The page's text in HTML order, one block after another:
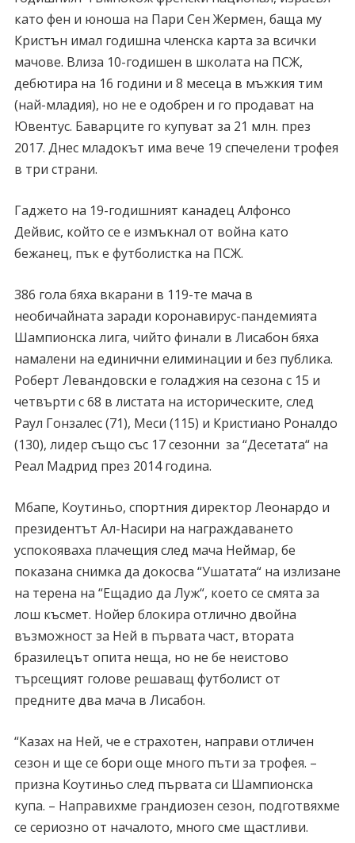
като фен и юноша на Пари Сен Жермен, баща му
Кристън имал годишна членска карта за всички
мачове. Влиза 10-годишен в школата на ПСЖ,
дебютира на 16 години и 8 месеца в мъжкия тим
(най-младия), но не е одобрен и го продават на
Ювентус. Баварците го купуват за 21 млн. през
2017. Днес младокът има вече 19 спечелени трофея
в три страни.
Гаджето на 19-годишният канадец Алфонсо
Дейвис, който се е измъкнал от война като
бежанец, пък е футболистка на ПСЖ.
386 гола бяха вкарани в 119-те мача в
необичайната заради коронавирус-пандемията
Шампионска лига, чийто финали в Лисабон бяха
намалени на единични елиминации и без публика.
Роберт Левандовски е голаджия на сезона с 15 и
четвърти с 68 в листата на историческите, след
Раул Гонзалес (71), Меси (115) и Кристиано Роналдо
(130), лидер също със 17 сезонни за “Десетата“ на
Реал Мадрид през 2014 година.
Мбапе, Коутиньо, спортния директор Леонардо и
президентът Ал-Насири на награждаването
успокояваха плачещия след мача Неймар, бе
показана снимка да докосва “Ушатата“ на излизане
на терена на “Ещадио да Луж“, което се смята за
лош късмет. Нойер блокира отлично двойна
възможност за Ней в първата част, втората
бразилецът опита неща, но не бе неистово
търсещият голове решаващ футболист от
предните два мача в Лисабон.
“Казах на Ней, че е страхотен, направи отличен
сезон и ще се бори още много пъти за трофея. –
призна Коутиньо след първата си Шампионска
купа. – Направихме грандиозен сезон, подготвяхме
се сериозно от началото, много сме щастливи.